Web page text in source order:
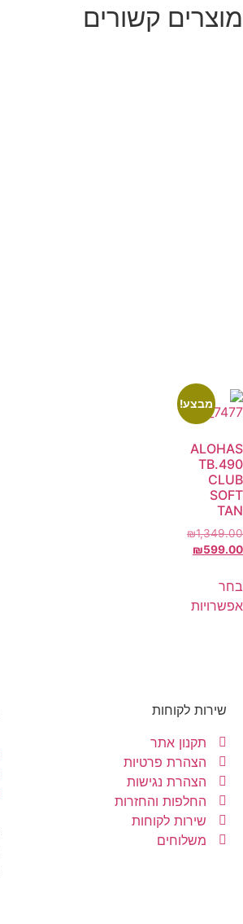
מוצרים קשורים
מבצע!
ALOHAS
TB.490
CLUB
SOFT
TAN
₪1,349.00
₪599.00
בחר
אפשרויות
שירות לקוחות
תקנון אתר
הצהרת פרטיות
הצהרת נגישות
החלפות והחזרות
שירות לקוחות
משלוחים